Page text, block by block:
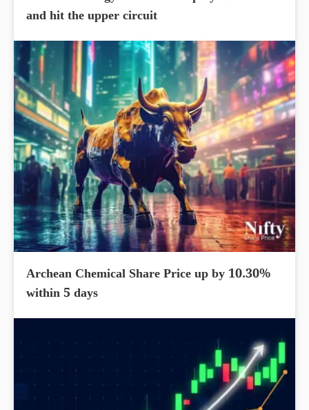
and hit the upper circuit
Archean Chemical Share Price up by 10.30%
within 5 days